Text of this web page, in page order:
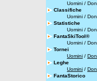
Uomini /
Classifiche
Uomini /
Statistiche
Uomini /
FantaSkiTool®
Uomini /
Tornei
Uomini /
Leghe
Uomini /
FantaStorico